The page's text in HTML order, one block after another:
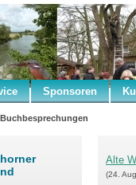
Sponsoren
Buchbesprechungen
Alte
(24.